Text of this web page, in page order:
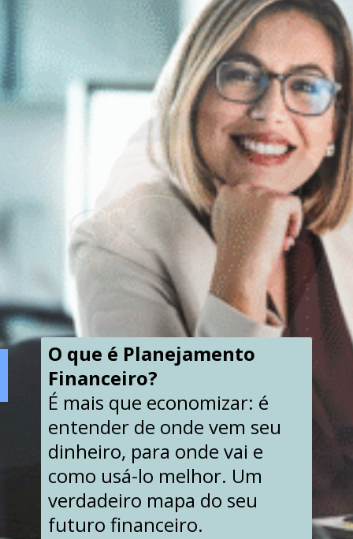
O que é Planejamento
Financeiro?
É mais que economizar: é
entender de onde vem seu
dinheiro, para onde vai e
como usá-lo melhor. Um
verdadeiro mapa do seu
futuro financeiro.